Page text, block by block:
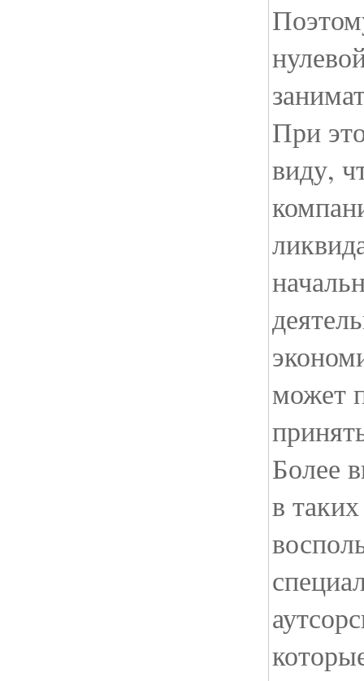
При
виду,
может
Более
в